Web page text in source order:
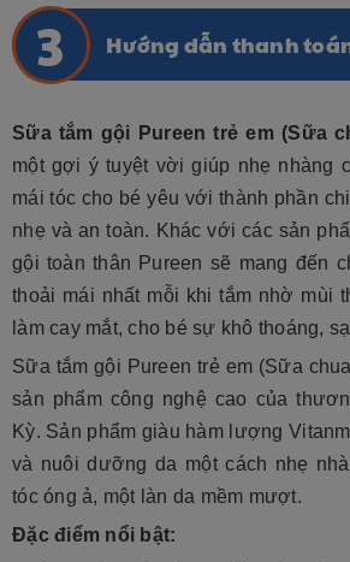
Hướng dẫn thanh
Sữa tắm gội Pureen trẻ em (Sữa
một gợi ý tuyệt vời giúp nhẹ nhàng
mái tóc cho bé yêu với thành phần
nhẹ và an toàn. Khác với các sản
gội toàn thân Pureen sẽ mang đến
thoải mái nhất mỗi khi tắm nhờ mùi
làm cay mắt, cho bé sự khô thoáng,
Sữa tắm gội Pureen trẻ em (Sữa
sản phẩm công nghệ cao của
Kỳ. Sản phẩm giàu hàm lượng
và nuôi dưỡng da một cách nhẹ
tóc óng ả, một làn da mềm mượt.
Đặc điểm nổi bật: